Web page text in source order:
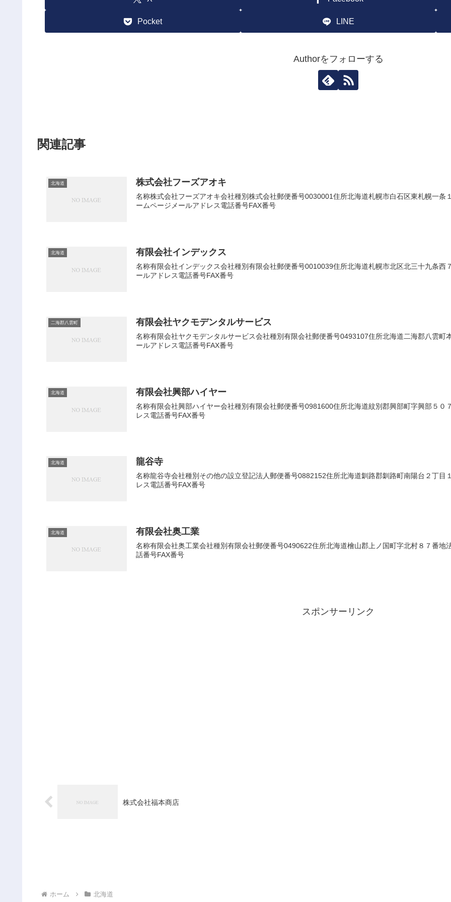
Pocket LINE
Authorをフォローする
関連記事
北海道 株式会社フーズアオキ
名称株式会社フーズアオキ会社種別株式会社郵便番号0030001住所北海道札幌市白石区東札幌一
ームページメールアドレス電話番号FAX番号
北海道 有限会社インデックス
名称有限会社インデックス会社種別有限会社郵便番号0010039住所北海道札幌市北区北三十九条
ールアドレス電話番号FAX番号
二海郡八雲町 有限会社ヤクモデンタルサービス
名称有限会社ヤクモデンタルサービス会社種別有限会社郵便番号0493107住所北海道二海郡八雲
ールアドレス電話番号FAX番号
北海道 有限会社興部ハイヤー
名称有限会社興部ハイヤー会社種別有限会社郵便番号0981600住所北海道紋別郡興部町字興部５
レス電話番号FAX番号
北海道 龍谷寺
名称龍谷寺会社種別その他の設立登記法人郵便番号0882152住所北海道釧路郡釧路町南陽台２丁
レス電話番号FAX番号
北海道 有限会社奥工業
名称有限会社奥工業会社種別有限会社郵便番号0490622住所北海道檜山郡上ノ国町字北村８７番
話番号FAX番号
スポンサーリンク
株式会社福本商店
ホーム 北海道